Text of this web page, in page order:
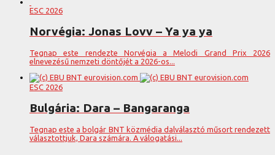
ESC 2026
Norvégia: Jonas Lovv – Ya ya ya
Tegnap este rendezte Norvégia a Melodi Grand Prix 2026
elnevezésű nemzeti döntőjét a 2026-os...
ESC 2026
Bulgária: Dara – Bangaranga
Tegnap este a bolgár BNT közmédia dalválasztó műsort rendezett
választottjuk, Dara számára. A válogatási...